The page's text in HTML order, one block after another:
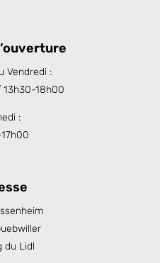
Vendredi :
18h00
:
du Lidl